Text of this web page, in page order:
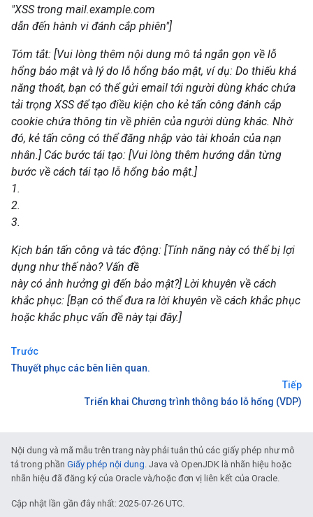
"XSS trong mail.example.com
dẫn đến hành vi đánh cắp phiên"]
Tóm tắt: [Vui lòng thêm nội dung mô tả ngắn gọn về lỗ
hổng bảo mật và lý do lỗ hổng bảo mật, ví dụ: Do thiếu khả
năng thoát, bạn có thể gửi email tới người dùng khác chứa
tải trọng XSS để tạo điều kiện cho kẻ tấn công đánh cắp
cookie chứa thông tin về phiên của người dùng khác. Nhờ
đó, kẻ tấn công có thể đăng nhập vào tài khoản của nạn
nhân.] Các bước tái tạo: [Vui lòng thêm hướng dẫn từng
bước về cách tái tạo lỗ hổng bảo mật.]
1.
2.
3.
Kịch bản tấn công và tác động: [Tính năng này có thể bị lợi
dụng như thế nào? Vấn đề
này có ảnh hưởng gì đến bảo mật?] Lời khuyên về cách
khắc phục: [Bạn có thể đưa ra lời khuyên về cách khắc phục
hoặc khắc phục vấn đề này tại đây.]
Trước
Thuyết phục các bên liên quan.
Tiếp
Triển khai Chương trình thông báo lỗ hổng (VDP)
Nội dung và mã mẫu trên trang này phải tuân thủ các giấy phép như mô
tả trong phần Giấy phép nội dung. Java và OpenJDK là nhãn hiệu hoặc
nhãn hiệu đã đăng ký của Oracle và/hoặc đơn vị liên kết của Oracle.
Cập nhật lần gần đây nhất: 2025-07-26 UTC.